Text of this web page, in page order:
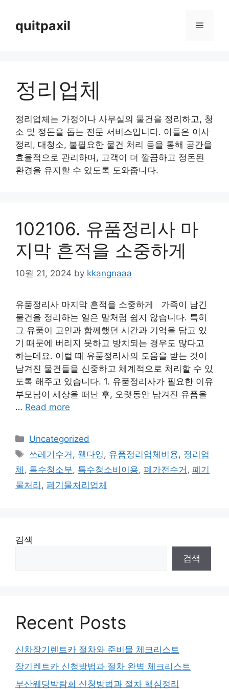
contentquitpaxil Menu
정리업체
정리업체는 가정이나 사무실의 물건을 정리하고, 청
소 및 정돈을 돕는 전문 서비스입니다. 이들은 이사
정리, 대청소, 불필요한 물건 처리 등을 통해 공간을
효율적으로 관리하며, 고객이 더 깔끔하고 정돈된
환경을 유지할 수 있도록 도와줍니다.
102106. 유품정리사 마
지막 흔적을 소중하게
10월 21, 2024 by kkangnaaa
유품정리사 마지막 흔적을 소중하게 가족이 남긴
물건을 정리하는 일은 말처럼 쉽지 않습니다. 특히
그 유품이 고인과 함께했던 시간과 기억을 담고 있
기 때문에 버리지 못하고 방치되는 경우도 많다고
하는데요. 이럴 때 유품정리사의 도움을 받는 것이
남겨진 물건들을 신중하고 체계적으로 처리할 수 있
도록 해주고 있습니다. 1. 유품정리사가 필요한 이유
부모님이 세상을 떠난 후, 오랫동안 남겨진 유품을
… Read more
Categories
Uncategorized
Tags
쓰레기수거 , 웰다잉 , 유품정리업체비용, 정리업
체 , 특수청소부, 특수청소비이용, 폐가전수거 , 폐기
물처리 , 폐기물처리업체
검색
검색
Recent Posts
신차장기렌트카 절차와 준비물 체크리스트
장기렌트카 신청방법과 절차 완벽 체크리스트
부산웨딩박람회 신청방법과 절차 핵심정리